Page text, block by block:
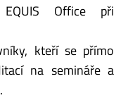
Office při
kteří se přímo
na semináře a